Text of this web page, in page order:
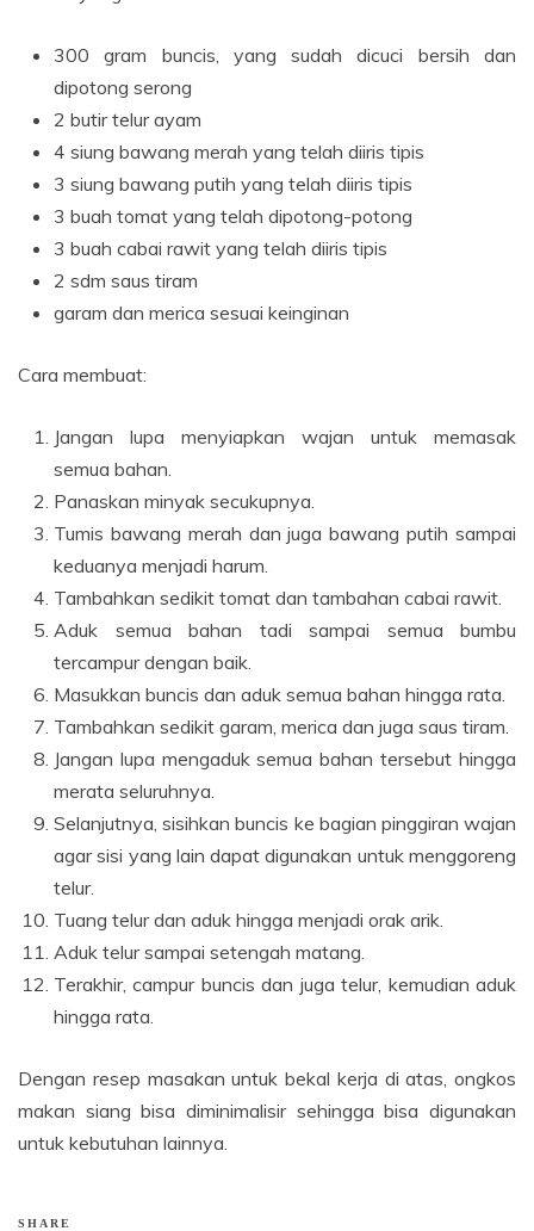
300 gram buncis, yang sudah dicuci bersih dan
dipotong serong
2 butir telur ayam
4 siung bawang merah yang telah diiris tipis
3 siung bawang putih yang telah diiris tipis
3 buah tomat yang telah dipotong-potong
3 buah cabai rawit yang telah diiris tipis
2 sdm saus tiram
garam dan merica sesuai keinginan
Cara membuat:
Jangan lupa menyiapkan wajan untuk memasak
semua bahan.
Panaskan minyak secukupnya.
Tumis bawang merah dan juga bawang putih sampai
keduanya menjadi harum.
Tambahkan sedikit tomat dan tambahan cabai rawit.
Aduk semua bahan tadi sampai semua bumbu
tercampur dengan baik.
Masukkan buncis dan aduk semua bahan hingga rata.
Tambahkan sedikit garam, merica dan juga saus tiram.
Jangan lupa mengaduk semua bahan tersebut hingga
merata seluruhnya.
Selanjutnya, sisihkan buncis ke bagian pinggiran wajan
agar sisi yang lain dapat digunakan untuk menggoreng
telur.
Tuang telur dan aduk hingga menjadi orak arik.
Aduk telur sampai setengah matang.
Terakhir, campur buncis dan juga telur, kemudian aduk
hingga rata.
Dengan resep masakan untuk bekal kerja di atas, ongkos
makan siang bisa diminimalisir sehingga bisa digunakan
untuk kebutuhan lainnya.
SHARE